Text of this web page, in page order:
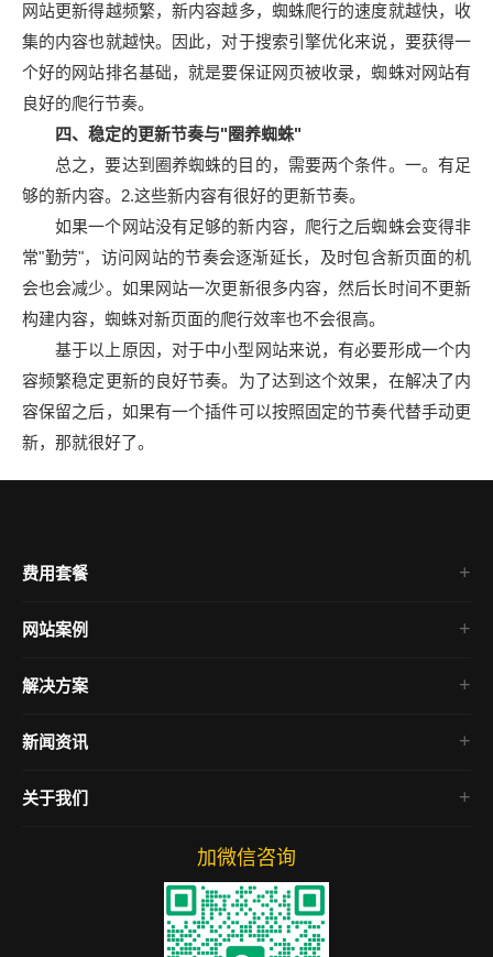
网站更新得越频繁，新内容越多，蜘蛛爬行的速度就越快，收
集的内容也就越快。因此，对于搜索引擎优化来说，要获得一
个好的网站排名基础，就是要保证网页被收录，蜘蛛对网站有
良好的爬行节奏。
四、稳定的更新节奏与"圈养蜘蛛"
总之，要达到圈养蜘蛛的目的，需要两个条件。一。有足
够的新内容。2.这些新内容有很好的更新节奏。
如果一个网站没有足够的新内容，爬行之后蜘蛛会变得非
常"勤劳"，访问网站的节奏会逐渐延长，及时包含新页面的机
会也会减少。如果网站一次更新很多内容，然后长时间不更新
构建内容，蜘蛛对新页面的爬行效率也不会很高。
基于以上原因，对于中小型网站来说，有必要形成一个内
容频繁稳定更新的良好节奏。为了达到这个效果，在解决了内
容保留之后，如果有一个插件可以按照固定的节奏代替手动更
新，那就很好了。
费用套餐
网站案例
企业官网
房产网站
解决方案
新闻资讯
SEO教程
关于我们
加微信咨询